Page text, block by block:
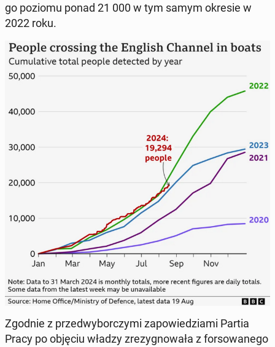
go poziomu ponad 21 000 w tym samym okresie w
2022 roku.
Zgodnie z przed­wy­bor­czy­mi za­po­wie­dzia­mi Partia
Pracy po objęciu władzy zre­zy­gno­wa­ła z for­so­wa­ne­go